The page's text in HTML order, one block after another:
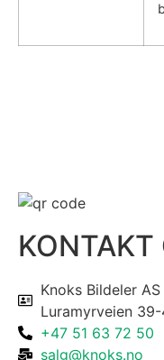
KONTAKT
Knoks Bildeler AS
Luramyrveien 39-
+47 51 63 72 50
salg@knoks.no